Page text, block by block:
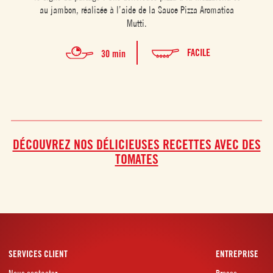
au jambon, réalisée à l’aide de la Sauce Pizza Aromatica
Mutti.
30 min FACILE
DÉCOUVREZ NOS DÉLICIEUSES RECETTES AVEC DES
TOMATES
SERVICES CLIENT ENTREPRISE